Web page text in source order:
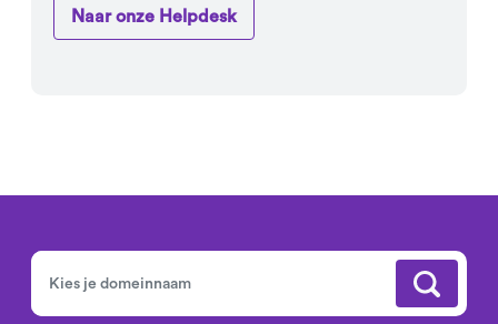
Naar onze Helpdesk